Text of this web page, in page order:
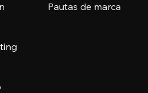
Pautas de marca